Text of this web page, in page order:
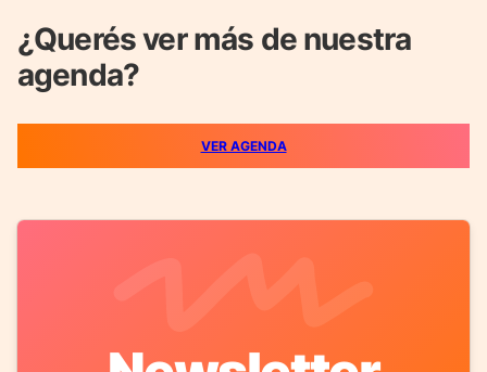
¿Querés ver más de nuestra
agenda?
VER AGENDA